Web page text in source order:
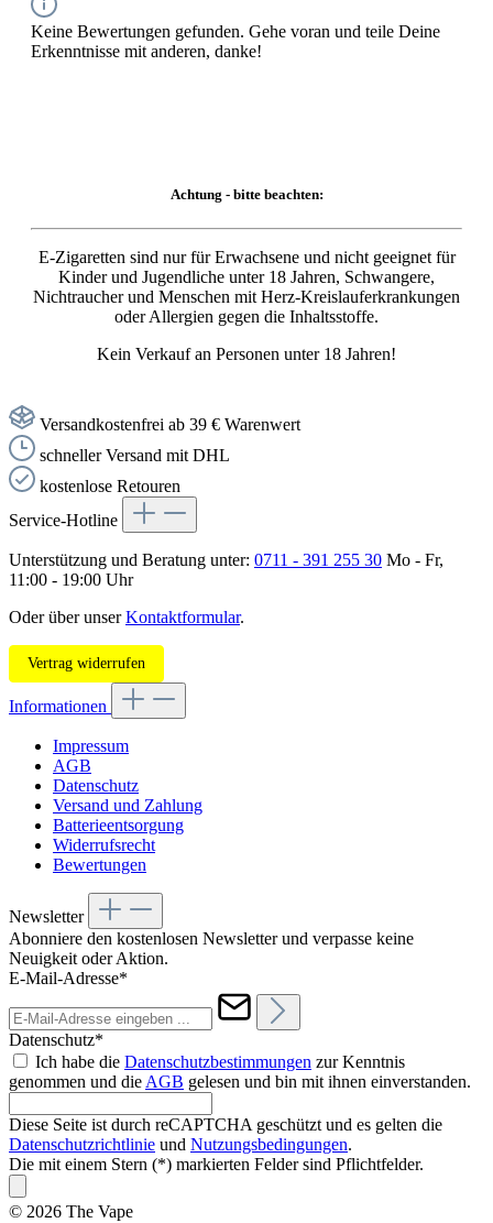
Keine Bewertungen gefunden. Gehe voran und teile Deine
Erkenntnisse mit anderen, danke!
Achtung - bitte beachten:
E-Zigaretten sind nur für Erwachsene und nicht geeignet für
Kinder und Jugendliche unter 18 Jahren, Schwangere,
Nichtraucher und Menschen mit Herz-Kreislauferkrankungen
oder Allergien gegen die Inhaltsstoffe.
Kein Verkauf an Personen unter 18 Jahren!
Versandkostenfrei ab 39 € Warenwert
schneller Versand mit DHL
kostenlose Retouren
Service-Hotline
Unterstützung und Beratung unter: 0711 - 391 255 30 Mo - Fr,
11:00 - 19:00 Uhr
Oder über unserKontaktformular.
Vertrag widerrufen
Informationen
Impressum
AGB
Datenschutz
Versand und Zahlung
Batterieentsorgung
Widerrufsrecht
Bewertungen
Newsletter
Abonniere den kostenlosen Newsletter und verpasse keine
Neuigkeit oder Aktion.
E-Mail-Adresse*
Datenschutz*
Ich habe die Datenschutzbestimmungen zur Kenntnis
genommen und die AGB gelesen und bin mit ihnen einverstanden.
Diese Seite ist durch reCAPTCHA geschützt und es gelten die
Datenschutzrichtlinie und Nutzungsbedingungen.
Die mit einem Stern (*) markierten Felder sind Pflichtfelder.
© 2026 The Vape